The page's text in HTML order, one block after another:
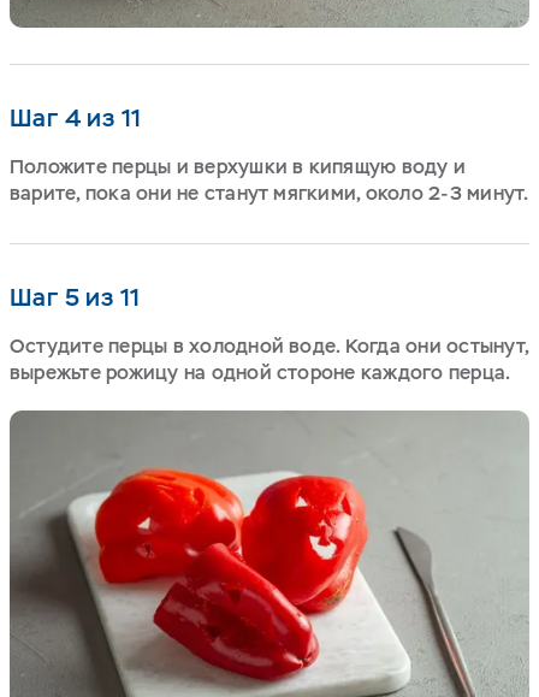
Шаг 4 из 11
Положите перцы и верхушки в кипящую воду и
варите, пока они не станут мягкими, около 2-3 минут.
Шаг 5 из 11
Остудите перцы в холодной воде. Когда они остынут,
вырежьте рожицу на одной стороне каждого перца.